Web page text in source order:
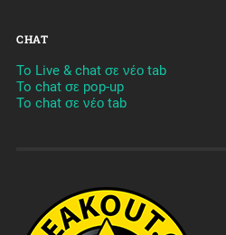
CHAT
To Live & chat σε νέο tab
To chat σε pop-up
To chat σε νέο tab